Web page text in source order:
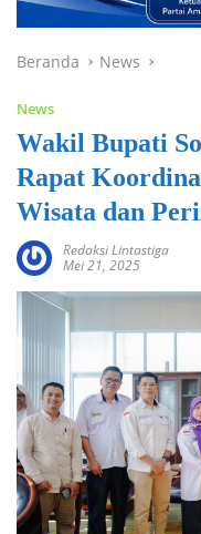
Beranda News
News
Wakil Bupati
Rapat
Wisata dan
Redaksi Lintastiga
Mei 21, 2025